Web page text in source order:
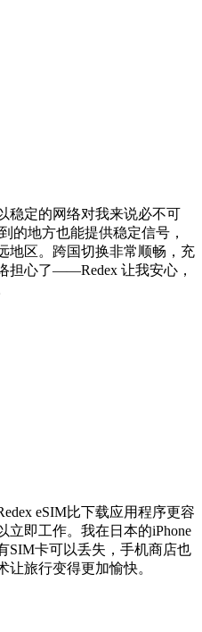
稳定的网络对我来说必不可
的地方也能提供稳定信号，
地区。跨国切换非常顺畅，充
担心了——Redex 让我安心，
eSIM比下载应用程序更容
立即工作。我在日本的iPhone
SIM卡可以丢失，手机商店也
旅行变得更加愉快。